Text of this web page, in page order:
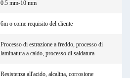
0.5 mm-10 mm
6m o come requisito del cliente
Processo di estrazione a freddo, processo di
laminatura a caldo, processo di saldatura
Resistenza all'acido, alcalina, corrosione